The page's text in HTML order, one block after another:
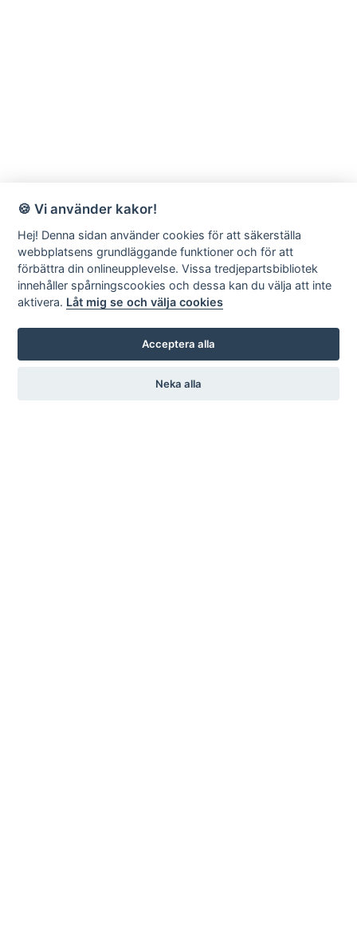
🍪 Vi använder kakor!
Hej! Denna sidan använder cookies för att säkerställa
webbplatsens grundläggande funktioner och för att
förbättra din onlineupplevelse. Vissa tredjepartsbibliotek
innehåller spårningscookies och dessa kan du välja att inte
aktivera. Låt mig se och välja cookies
Acceptera alla
Neka alla